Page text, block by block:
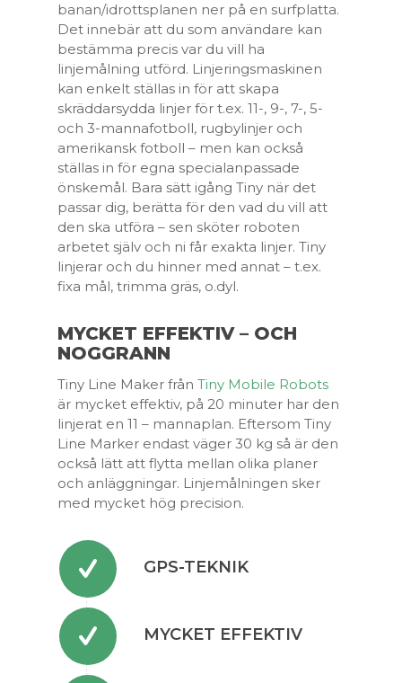
banan/idrottsplanen ner på en surfplatta.
Det innebär att du som användare kan
bestämma precis var du vill ha
linjemålning utförd. Linjeringsmaskinen
kan enkelt ställas in för att skapa
skräddarsydda linjer för t.ex. 11-, 9-, 7-, 5-
och 3-mannafotboll, rugbylinjer och
amerikansk fotboll – men kan också
ställas in för egna specialanpassade
önskemål. Bara sätt igång Tiny när det
passar dig, berätta för den vad du vill att
den ska utföra – sen sköter roboten
arbetet själv och ni får exakta linjer. Tiny
linjerar och du hinner med annat – t.ex.
fixa mål, trimma gräs, o.dyl.
MYCKET EFFEKTIV – OCH
NOGGRANN
Tiny Line Maker från Tiny Mobile Robots
är mycket effektiv, på 20 minuter har den
linjerat en 11 – mannaplan. Eftersom Tiny
Line Marker endast väger 30 kg så är den
också lätt att flytta mellan olika planer
och anläggningar. Linjemålningen sker
med mycket hög precision.
GPS-TEKNIK
MYCKET EFFEKTIV